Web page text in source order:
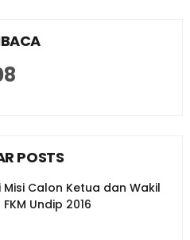
POSTS
Misi Calon Ketua dan Wakil
Undip 2016